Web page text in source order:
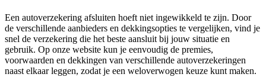
Een autoverzekering afsluiten hoeft niet ingewikkeld te zijn. Door
de verschillende aanbieders en dekkingsopties te vergelijken, vind je
snel de verzekering die het beste aansluit bij jouw situatie en
gebruik. Op onze website kun je eenvoudig de premies,
voorwaarden en dekkingen van verschillende autoverzekeringen
naast elkaar leggen, zodat je een weloverwogen keuze kunt maken.